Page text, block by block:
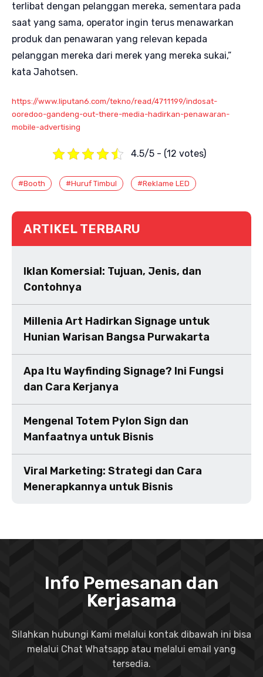
terlibat dengan pelanggan mereka, sementara pada
saat yang sama, operator ingin terus menawarkan
produk dan penawaran yang relevan kepada
pelanggan mereka dari merek yang mereka sukai,”
kata Jahotsen.
https://www.liputan6.com/tekno/read/4711199/indosat-
ooredoo-gandeng-out-there-media-hadirkan-penawaran-
mobile-advertising
4.5/5 - (12 votes)
#Booth #Huruf Timbul #Reklame LED
ARTIKEL TERBARU
Iklan Komersial: Tujuan, Jenis, dan
Contohnya
Millenia Art Hadirkan Signage untuk
Hunian Warisan Bangsa Purwakarta
Apa Itu Wayfinding Signage? Ini Fungsi
dan Cara Kerjanya
Mengenal Totem Pylon Sign dan
Manfaatnya untuk Bisnis
Viral Marketing: Strategi dan Cara
Menerapkannya untuk Bisnis
Info Pemesanan dan
Kerjasama
Silahkan hubungi Kami melalui kontak dibawah ini bisa
melalui Chat Whatsapp atau melalui email yang
tersedia.